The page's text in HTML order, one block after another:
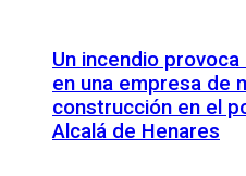
Un incendio
en una empresa de
construcción en el
Alcalá de Henares